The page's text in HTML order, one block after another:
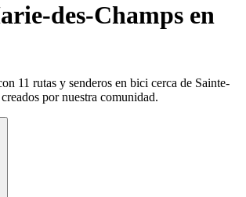
des-Champs en
11 rutas y senderos en bici cerca de Sainte-
por nuestra comunidad.